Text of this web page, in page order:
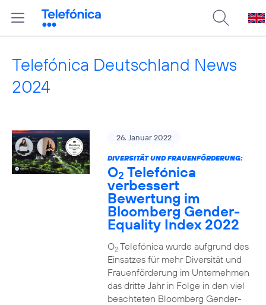
Telefónica Deutschland News
2024
26. Januar 2022
DIVERSITÄT UND FRAUENFÖRDERUNG:
O2 Telefónica
verbessert
Bewertung im
Bloomberg Gender-
Equality Index 2022
O2Telefónica wurde aufgrund des
Einsatzes für mehr Diversität und
Frauenförderung im Unternehmen
das dritte Jahr in Folge in den viel
beachteten Bloomberg Gender-